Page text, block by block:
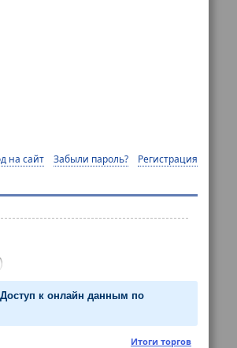
на сайт Забыли пароль? Регистрация
к онлайн данным по
Итоги торгов